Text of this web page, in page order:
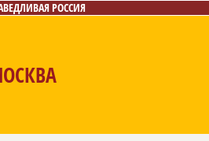
РОССИЯ